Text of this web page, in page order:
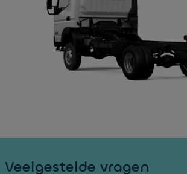
e
er
a
kt
Veelgestelde vragen